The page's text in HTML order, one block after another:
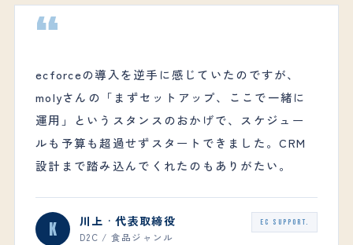
“
ecforceの導入を逆手に感じていたのですが、
molyさんの「まずセットアップ、ここで一緒に
運用」というスタンスのおかげで、スケジュー
ルも予算も超過せずスタートできました。CRM
設計まで踏み込んでくれたのもありがたい。
K 川上 · 代表取締役
D2C / 食品ジャンル
EC SUPPORT.